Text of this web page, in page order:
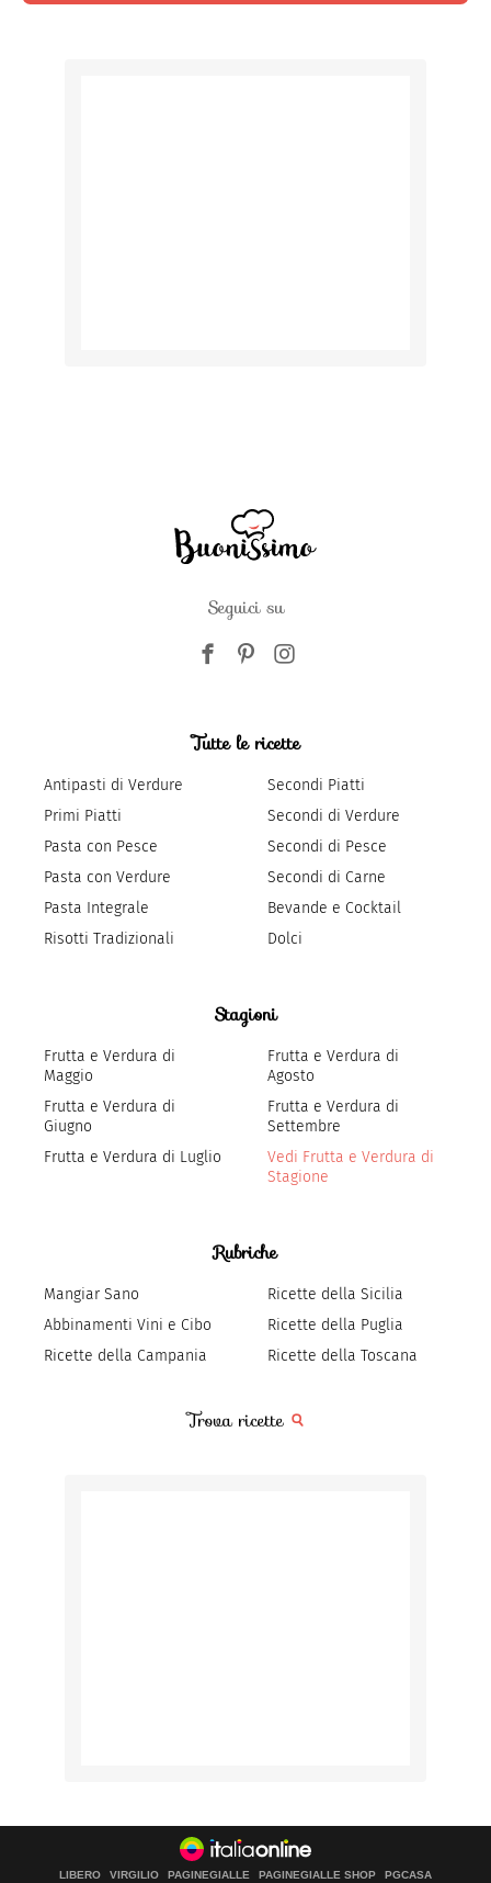
Seguici su
Tutte le ricette
Antipasti di Verdure
Primi Piatti
Pasta con Pesce
Pasta con Verdure
Pasta Integrale
Risotti Tradizionali
Secondi Piatti
Secondi di Verdure
Secondi di Pesce
Secondi di Carne
Bevande e Cocktail
Dolci
Stagioni
Frutta e Verdura di
Maggio
Frutta e Verdura di
Giugno
Frutta e Verdura di Luglio
Frutta e Verdura di
Agosto
Frutta e Verdura di
Settembre
Vedi Frutta e Verdura di
Stagione
Rubriche
Mangiar Sano
Abbinamenti Vini e Cibo
Ricette della Campania
Ricette della Sicilia
Ricette della Puglia
Ricette della Toscana
Trova ricette
LIBERO VIRGILIO PAGINEGIALLE PAGINEGIALLE SHOP PGCASA